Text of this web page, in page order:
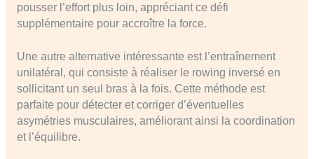
pousser l’effort plus loin, appréciant ce défi
supplémentaire pour accroître la force.
Une autre alternative intéressante est l’entraînement
unilatéral, qui consiste à réaliser le rowing inversé en
sollicitant un seul bras à la fois. Cette méthode est
parfaite pour détecter et corriger d’éventuelles
asymétries musculaires, améliorant ainsi la coordination
et l’équilibre.